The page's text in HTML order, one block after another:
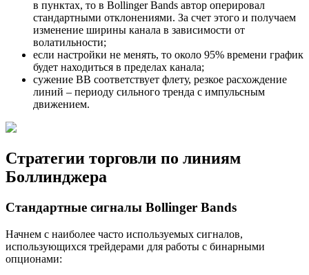
в пунктах, то в Bollinger Bands автор оперировал
стандартными отклонениями. За счет этого и получаем
изменение ширины канала в зависимости от
волатильности;
если настройки не менять, то около 95% времени график
будет находиться в пределах канала;
сужение ВВ соответствует флету, резкое расхождение
линий – периоду сильного тренда с импульсным
движением.
Стратегии торговли по линиям
Боллинджера
Стандартные сигналы Bollinger Bands
Начнем с наиболее часто используемых сигналов,
использующихся трейдерами для работы с бинарными
опционами: